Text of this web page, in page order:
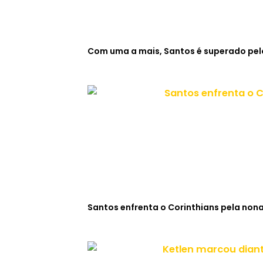
Com uma a mais, Santos é superado
Santos enfrenta o Corinthians pela